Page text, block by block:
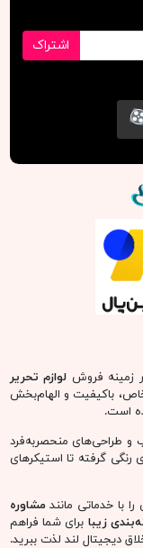
اشتراک
زمینه فروش لوازم تحریر
باکیفیت و الهام‌بخش
است.
و طراحی‌های منحصربه‌فرد
گرفته تا استیکرهای
با خدماتی مانندمشاوره
زیبا برای شما فراهم
دیجیتال لند لذت ببرید.